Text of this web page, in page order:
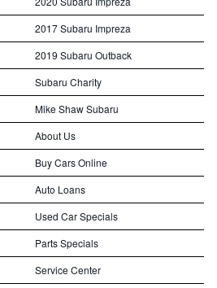
2017 Subaru Impreza
2019 Subaru Outback
Subaru Charity
Mike Shaw Subaru
About Us
Buy Cars Online
Auto Loans
Used Car Specials
Parts Specials
Service Center